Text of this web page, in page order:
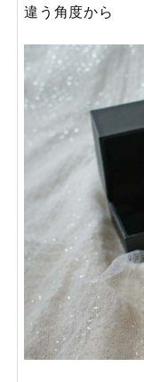
違う角度から